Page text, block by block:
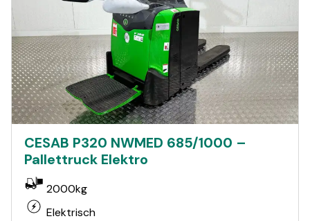
CESAB P320 NWMED 685/1000 –
Pallettruck Elektro
2000kg
Elektrisch